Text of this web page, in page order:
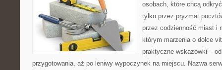
osobach, które chcą
tylko przez pryzmat
przez codzienność miast i
którym marzenia o dolce
praktyczne wskazówki –
przygotowania, aż po leniwy wypoczynek na miejscu. Nazwa